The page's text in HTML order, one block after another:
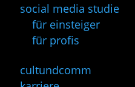
social media studie
für einsteiger
für profis
cultundcomm